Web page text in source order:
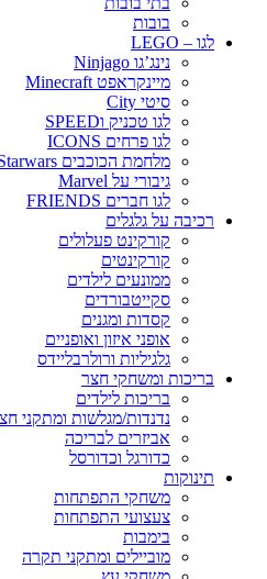
בובות
לגו – LEGO
נינג’גו Ninjago
מיינקראפט Minecraft
סיטי City
לגו טכניק וSPEED
לגו פרחים ICONS
מלחמת הכוכבים Starwars
גיבורי על Marvel
לגו חברים FRIENDS
רכיבה על גלגלים
קורקינט פעלולים
קורקינטים
ממונעים לילדים
סקייטבורדים
קסדות ומגנים
אופני איזון ואופניים
גלגיליות ורולרבליידס
בריכות ומשחקי חצר
בריכות לילדים
נדנדות/מגלשות ומתקני חצר
אביזרים לבריכה
כדורגל וכדורסל
תינוקות
משחקי התפתחות
צעצועי התפתחות
בימבות
מוביילים ומתקני תקרה